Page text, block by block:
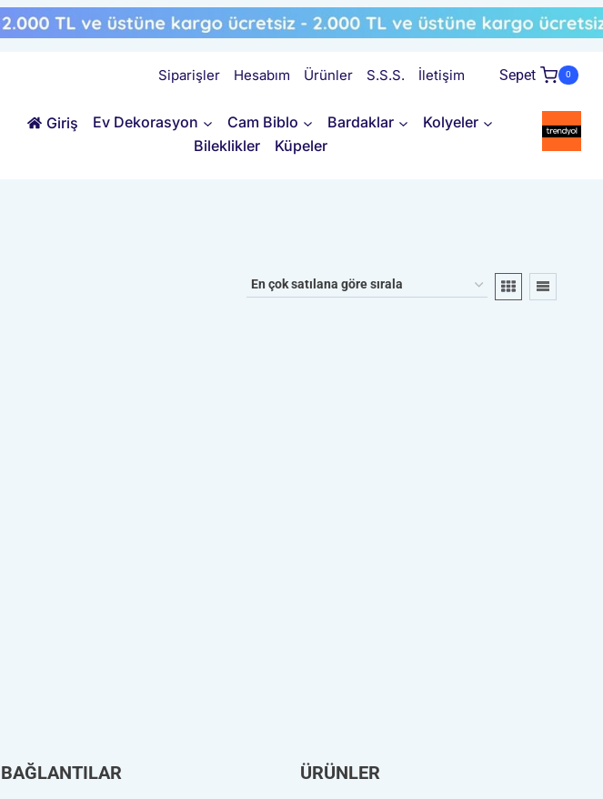
Siparişler Hesabım Ürünler S.S.S. İletişim Sepet 0
Giriş Ev Dekorasyon Cam Biblo Bardaklar
Kolyeler
Bileklikler
Küpeler
BAĞLANTILAR ÜRÜNLER